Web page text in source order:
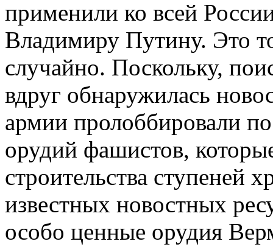
применили ко всей
Владимиру Путину. Это
случайно. Поскольку,
вдруг обнаружилась
армии пролоббировали
орудий фашистов,
строительства ступеней
известных новостных
особо ценные орудия